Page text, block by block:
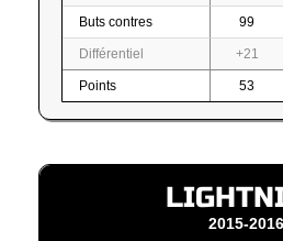
Buts contres 99
Différentiel +21
Points 53
2015-2016